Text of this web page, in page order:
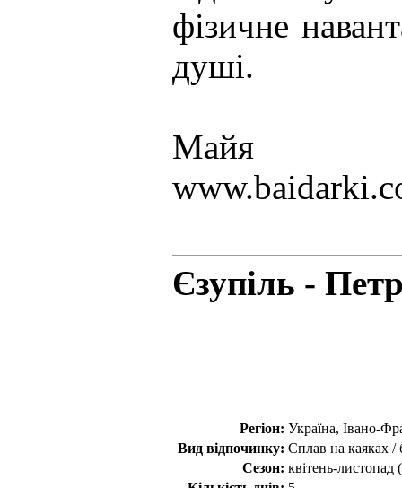
фізичне
душі.
Майя
Єзупіль -
Регіон: Україна, Івано-
Вид відпочинку: Сплав на каяках /
Сезон: квітень-листопад